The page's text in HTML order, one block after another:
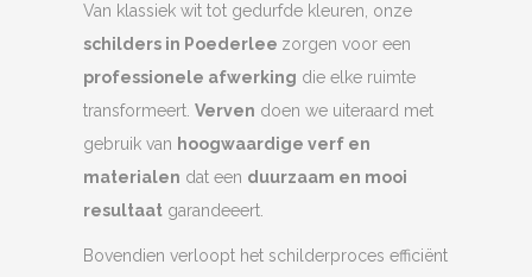
Van klassiek wit tot gedurfde kleuren, onze
schilders in Poederlee zorgen voor een
professionele afwerking die elke ruimte
transformeert. Verven doen we uiteraard met
gebruik van hoogwaardige verf en
materialen dat een duurzaam en mooi
resultaat garandeeert.
Bovendien verloopt het schilderproces efficiënt